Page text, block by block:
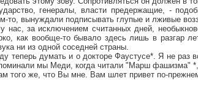
генералы, власти предержащие, -
то, вынуждали подписывать глупые и лживые
за исключением считанных дней,
как вообще-то бывало здесь лишь в разгар
ни из одной соседней страны.
думать и о докторе Фаустусе*. Я не раз
мы Меди, когда читали "Марш фашизма" *,
же, что Вы мне. Вам шлет привет по-